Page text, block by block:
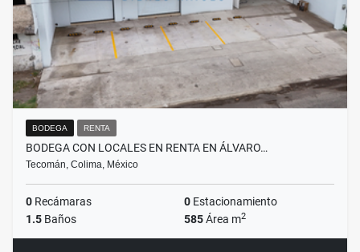
BODEGA RENTA
BODEGA CON LOCALES EN RENTA EN ÁLVARO…
Tecomán, Colima, México
0 Recámaras 0 Estacionamiento
1.5 Baños 585Área m2